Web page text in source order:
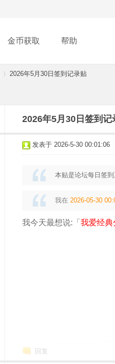
金币获取 帮助
2026年5月30日签到记录贴
2026年5月30日签到记
发表于 2026-5-30 00:01:06
本贴是论坛每日签
我在 2026-05-30
我今天最想说:「 我爱经典
回复